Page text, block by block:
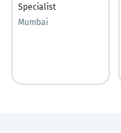
Specialist
Mumbai